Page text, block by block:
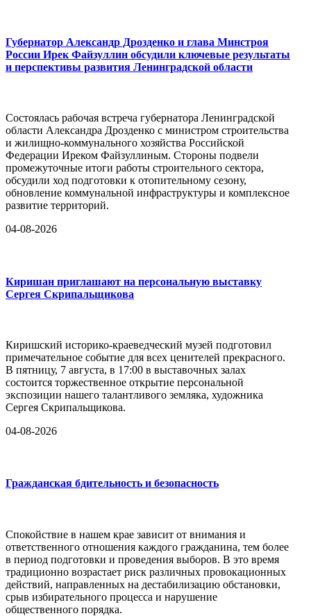
Губернатор Александр Дрозденко и глава Минстроя
России Ирек Файзуллин обсудили ключевые результаты
и перспективы развития Ленинградской области
Состоялась рабочая встреча губернатора Ленинградской
области Александра Дрозденко с министром строительства
и жилищно-коммунального хозяйства Российской
Федерации Иреком Файзуллиным. Стороны подвели
промежуточные итоги работы строительного сектора,
обсудили ход подготовки к отопительному сезону,
обновление коммунальной инфраструктуры и комплексное
развитие территорий.
04-08-2026
Киришан приглашают на персональную выставку
Сергея Скрипальщикова
Киришский историко-краеведческий музей подготовил
примечательное событие для всех ценителей прекрасного.
В пятницу, 7 августа, в 17:00 в выставочных залах
состоится торжественное открытие персональной
экспозиции нашего талантливого земляка, художника
Сергея Скрипальщикова.
04-08-2026
Гражданская бдительность и безопасность
Спокойствие в нашем крае зависит от внимания и
ответственного отношения каждого гражданина, тем более
в период подготовки и проведения выборов. В это время
традиционно возрастает риск различных провокационных
действий, направленных на дестабилизацию обстановки,
срыв избирательного процесса и нарушение
общественного порядка.